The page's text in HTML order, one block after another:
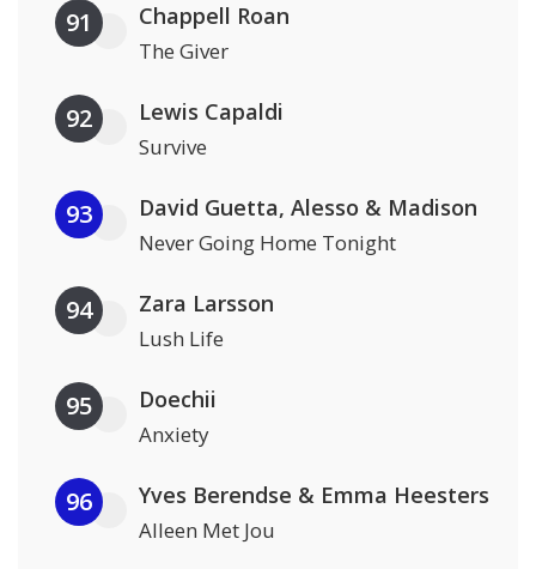
91 Chappell Roan
The Giver
92 Lewis Capaldi
Survive
93 David Guetta, Alesso & Madison
Never Going Home Tonight
94 Zara Larsson
Lush Life
95 Doechii
Anxiety
96 Yves Berendse & Emma Heesters
Alleen Met Jou